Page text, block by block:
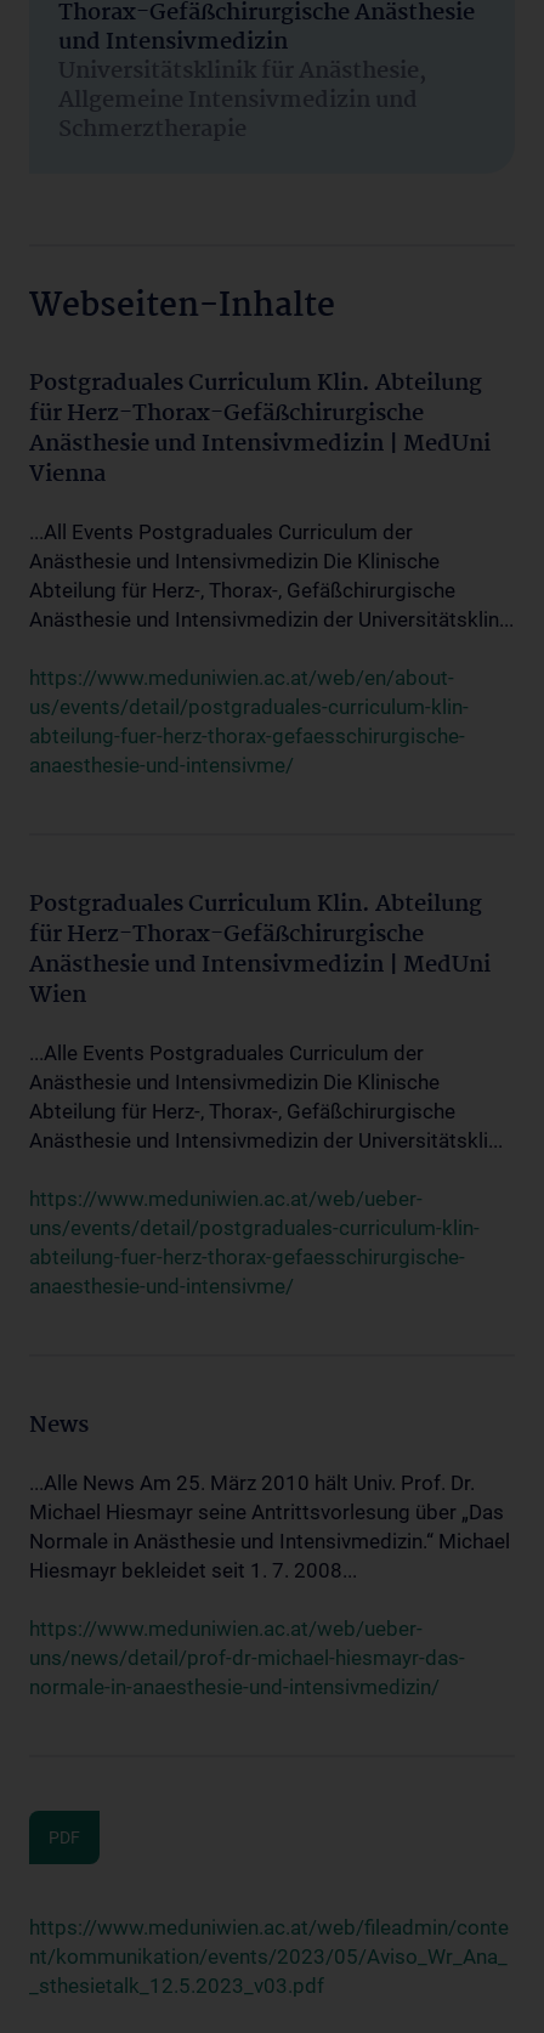
Thorax-Gefäßchirurgische Anästhesie
und Intensivmedizin
Universitätsklinik für Anästhesie,
Allgemeine Intensivmedizin und
Schmerztherapie
Webseiten-Inhalte
Postgraduales Curriculum Klin. Abteilung
für Herz-Thorax-Gefäßchirurgische
Anästhesie und Intensivmedizin | MedUni
Vienna
...All Events Postgraduales Curriculum der
Anästhesie und Intensivmedizin Die Klinische
Abteilung für Herz-, Thorax-, Gefäßchirurgische
Anästhesie und Intensivmedizin der Universitätsklin...
https://www.meduniwien.ac.at/web/en/about-
us/events/detail/postgraduales-curriculum-klin-
abteilung-fuer-herz-thorax-gefaesschirurgische-
anaesthesie-und-intensivme/
Postgraduales Curriculum Klin. Abteilung
für Herz-Thorax-Gefäßchirurgische
Anästhesie und Intensivmedizin | MedUni
Wien
...Alle Events Postgraduales Curriculum der
Anästhesie und Intensivmedizin Die Klinische
Abteilung für Herz-, Thorax-, Gefäßchirurgische
Anästhesie und Intensivmedizin der Universitätskli...
https://www.meduniwien.ac.at/web/ueber-
uns/events/detail/postgraduales-curriculum-klin-
abteilung-fuer-herz-thorax-gefaesschirurgische-
anaesthesie-und-intensivme/
News
...Alle News Am 25. März 2010 hält Univ. Prof. Dr.
Michael Hiesmayr seine Antrittsvorlesung über „Das
Normale in Anästhesie und Intensivmedizin.“ Michael
Hiesmayr bekleidet seit 1. 7. 2008...
https://www.meduniwien.ac.at/web/ueber-
uns/news/detail/prof-dr-michael-hiesmayr-das-
normale-in-anaesthesie-und-intensivmedizin/
PDF
https://www.meduniwien.ac.at/web/fileadmin/conte
nt/kommunikation/events/2023/05/Aviso_Wr_Ana_
_sthesietalk_12.5.2023_v03.pdf